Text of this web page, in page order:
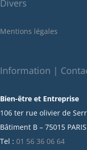
mai 2022
décembre 2021
octobre 2021
juillet 2021
juin 2021
mai 2021
avril 2021
Divers
Mentions légales
Information |
Bien-être et Entreprise
106 ter rue olivier de
Bâtiment B – 75015 PARIS
Tel : 01 56 36 06 64